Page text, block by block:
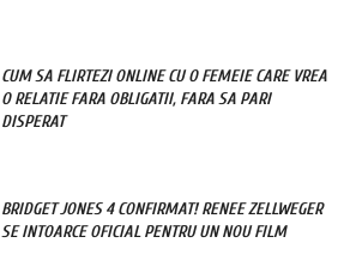
CUM SA FLIRTEZI ONLINE CU O FEMEIE CARE VREA
O RELATIE FARA OBLIGATII, FARA SA PARI
DISPERAT
BRIDGET JONES 4 CONFIRMAT! RENEE ZELLWEGER
SE INTOARCE OFICIAL PENTRU UN NOU FILM